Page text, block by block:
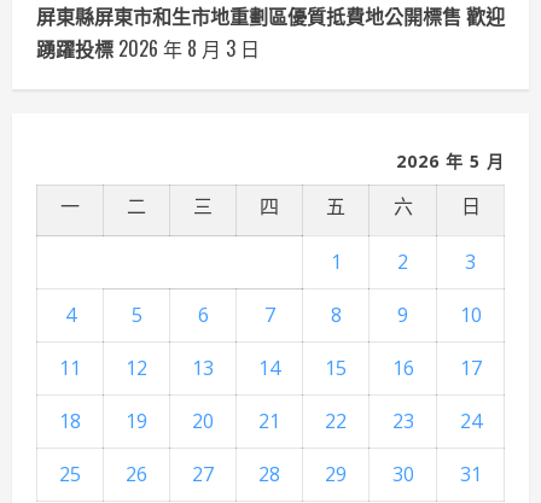
屏東縣屏東市和生市地重劃區優質抵費地公開標售 歡迎
踴躍投標 2026 年 8 月 3 日
2026 年 5 月
一 二 三 四 五 六 日
1 2
3
4
5 6 7 8 9
10
11
12 13 14 15 16
17
18
19 20 21 22 23
24
25
26 27 28 29 30
31